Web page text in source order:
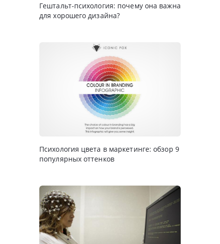
Гештальт-психология: почему она важна
для хорошего дизайна?
Психология цвета в маркетинге: обзор 9
популярных оттенков